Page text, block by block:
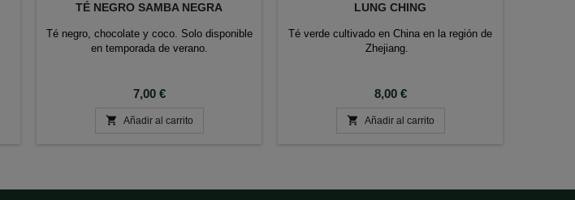
TÉ NEGRO SAMBA NEGRA
Té negro, chocolate y coco. Solo disponible
en temporada de verano.
Precio
7,00 €
 Añadir al carrito
LUNG CHING
Té verde cultivado en China en la región de
Zhejiang.
Precio
8,00 €
 Añadir al carrito